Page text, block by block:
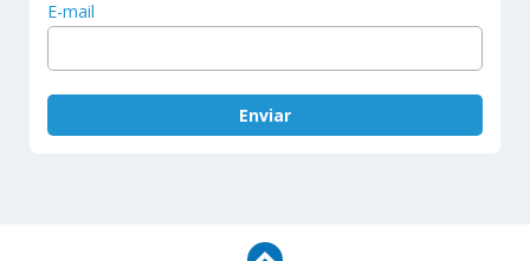
E-mail